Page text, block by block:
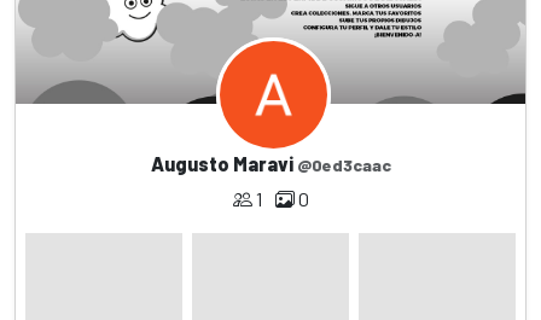
Augusto Maravi @0ed3caac
1 0